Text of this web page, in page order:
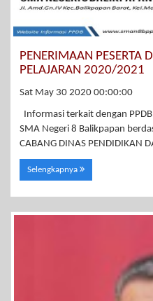
PENERIMAAN PESERTA
PELAJARAN 2020/2021
Sat May 30 2020 00:00:00
Informasi terkait dengan
SMA Negeri 8 Balikpapan
CABANG DINAS PENDIDIKAN
Selengkapnya